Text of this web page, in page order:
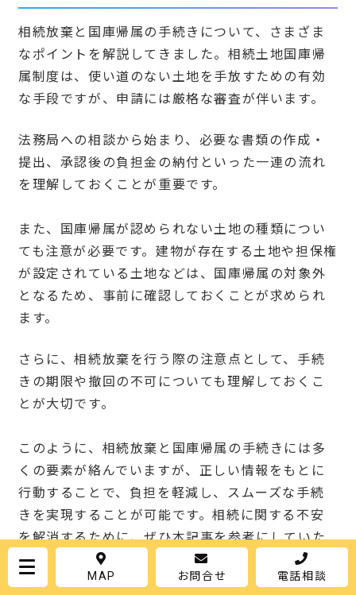
相続放棄と国庫帰属の手続きについて、さまざま
なポイントを解説してきました。相続土地国庫帰
属制度は、使い道のない土地を手放すための有効
な手段ですが、申請には厳格な審査が伴います。
法務局への相談から始まり、必要な書類の作成・
提出、承認後の負担金の納付といった一連の流れ
を理解しておくことが重要です。
また、国庫帰属が認められない土地の種類につい
ても注意が必要です。建物が存在する土地や担保権
が設定されている土地などは、国庫帰属の対象外
となるため、事前に確認しておくことが求められ
ます。
さらに、相続放棄を行う際の注意点として、手続
きの期限や撤回の不可についても理解しておくこ
とが大切です。
このように、相続放棄と国庫帰属の手続きには多
くの要素が絡んでいますが、正しい情報をもとに
行動することで、負担を軽減し、スムーズな手続
きを実現することが可能です。相続に関する不安
を解消するために、ぜひ本記事を参考にしていた
だければと思います。
MAP お問合せ 電話相談